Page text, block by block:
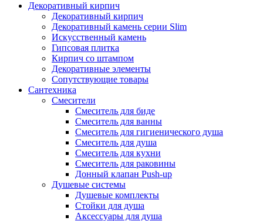
Декоративный кирпич
Декоративный кирпич
Декоративный камень серии Slim
Искусственный камень
Гипсовая плитка
Кирпич со штампом
Декоративные элементы
Сопутствующие товары
Сантехника
Смесители
Смеситель для биде
Смеситель для ванны
Смеситель для гигиенического душа
Смеситель для душа
Смеситель для кухни
Смеситель для раковины
Донный клапан Push-up
Душевые системы
Душевые комплекты
Стойки для душа
Аксессуары для душа